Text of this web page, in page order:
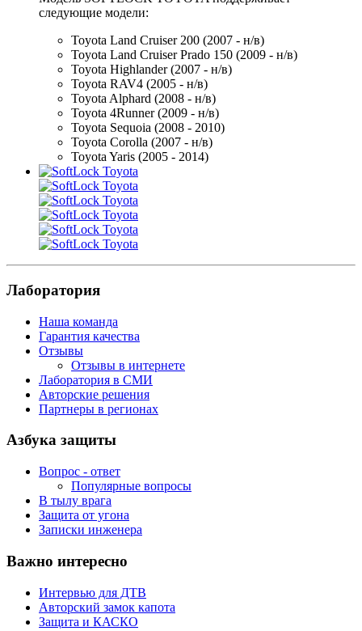
следующие модели:
Toyota Land Cruiser 200 (2007 - н/в)
Toyota Land Cruiser Prado 150 (2009 - н/в)
Toyota Highlander (2007 - н/в)
Toyota RAV4 (2005 - н/в)
Toyota Alphard (2008 - н/в)
Toyota 4Runner (2009 - н/в)
Toyota Sequoia (2008 - 2010)
Toyota Corolla (2007 - н/в)
Toyota Yaris (2005 - 2014)
Лаборатория
Наша команда
Гарантия качества
Отзывы
Отзывы в интернете
Лаборатория в СМИ
Авторские решения
Партнеры в регионах
Азбука защиты
Вопрос - ответ
Популярные вопросы
В тылу врага
Защита от угона
Записки инженера
Важно интересно
Интервью для ДТВ
Авторский замок капота
Защита и КАСКО